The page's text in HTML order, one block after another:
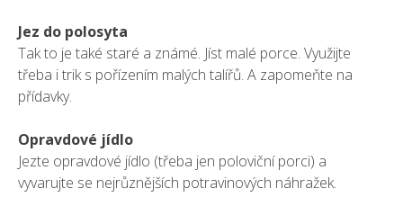
Jez do polosyta
Tak to je také staré a známé. Jíst malé porce. Využijte
třeba i trik s pořízením malých talířů. A zapomeňte na
přídavky.
Opravdové jídlo
Jezte opravdové jídlo (třeba jen poloviční porci) a
vyvarujte se nejrůznějších potravinových náhražek.